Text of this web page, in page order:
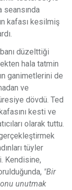
seansında
kafası kesilmiş
düzelttiği
hala tatmin
ganimetlerini de
ve
dövdü. Ted
kesti ve
olarak tuttu.
tüyler
Kendisine,
"Bir
onu unutmak